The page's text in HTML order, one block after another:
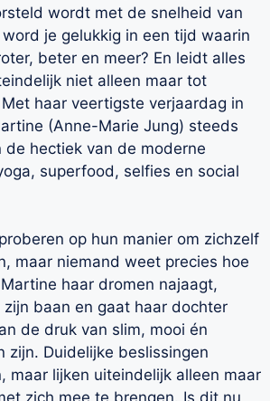
wordt met de snelheid van
je gelukkig in een tijd waarin
beter en meer? En leidt alles
niet alleen maar tot
haar veertigste verjaardag in
(Anne-Marie Jung) steeds
hectiek van de moderne
superfood, selfies en social
op hun manier om zichzelf
maar niemand weet precies hoe
haar dromen najaagt,
baan en gaat haar dochter
de druk van slim, mooi én
zijn. Duidelijke beslissingen
maar lijken uiteindelijk alleen maar